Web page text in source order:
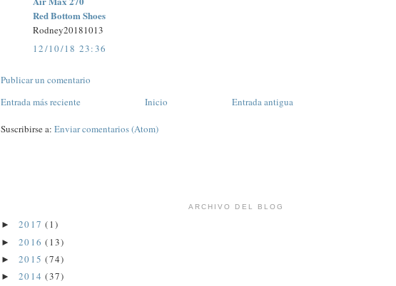
Red Bottom Shoes
Rodney20181013
12/10/18 23:36
Publicar un comentario
Entrada más reciente
Entrada antigua
Inicio
Suscribirse a: Enviar comentarios (Atom)
ARCHIVO DEL BLOG
► 2017(1)
► 2016(13)
► 2015(74)
► 2014(37)